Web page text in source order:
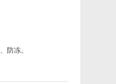
防冻。